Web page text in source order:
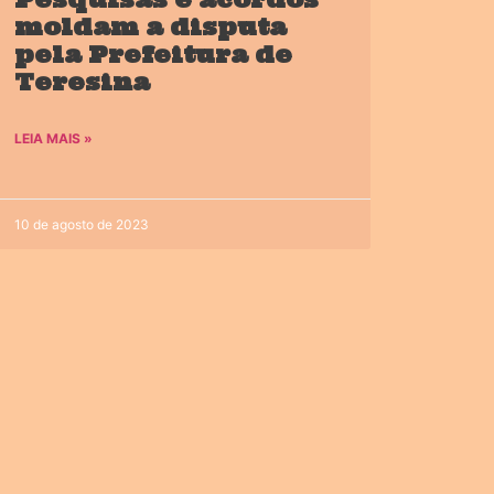
moldam a disputa
pela Prefeitura de
Teresina
LEIA MAIS »
10 de agosto de 2023